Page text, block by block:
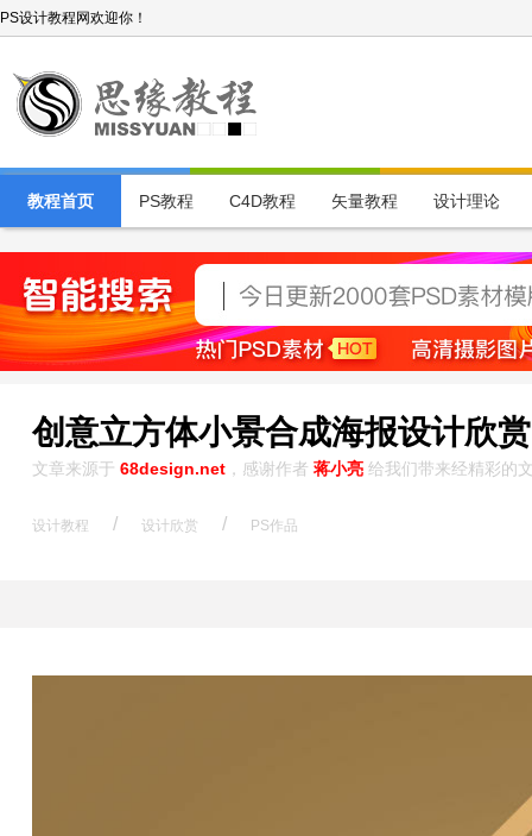
PS设计教程网欢迎你！
教程首页 PS教程 C4D教程 矢量教程 设计理论
创意立方体小景合成海报设计欣
文章来源于 68design.net ，感谢作者 蒋小亮 给我们带来经精彩的
设计教程 / 设计欣赏 / PS作品